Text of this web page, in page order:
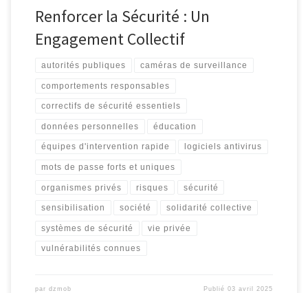
Renforcer la Sécurité : Un
Engagement Collectif
autorités publiques caméras de surveillance
comportements responsables
correctifs de sécurité essentiels
données personnelles éducation
équipes d'intervention rapide logiciels antivirus
mots de passe forts et uniques
organismes privés risques sécurité
sensibilisation société solidarité collective
systèmes de sécurité vie privée
vulnérabilités connues
par dzmob Publié03 avril 2025